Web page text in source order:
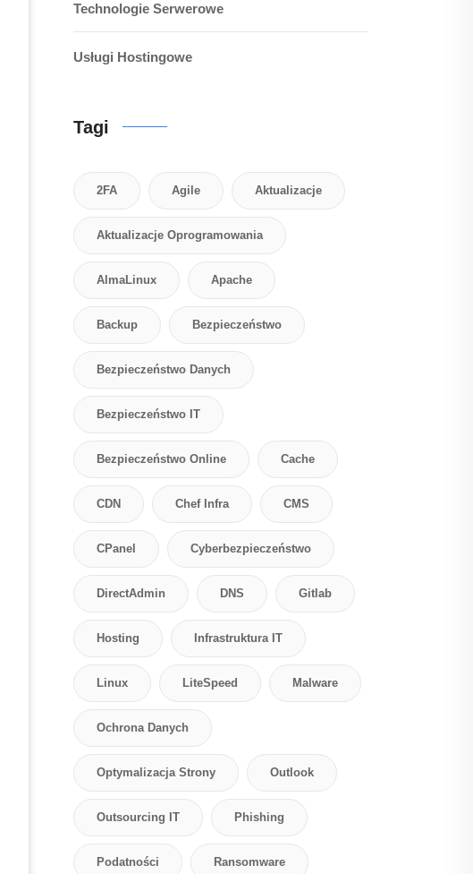
Technologie Serwerowe
Usługi Hostingowe
Tagi
2FA Agile Aktualizacje
Aktualizacje Oprogramowania
AlmaLinux Apache
Backup Bezpieczeństwo
Bezpieczeństwo Danych
Bezpieczeństwo IT
Bezpieczeństwo Online Cache
CDN Chef Infra CMS
CPanel Cyberbezpieczeństwo
DirectAdmin DNS Gitlab
Hosting Infrastruktura IT
Linux LiteSpeed Malware
Ochrona Danych
Optymalizacja Strony Outlook
Outsourcing IT Phishing
Podatności Ransomware